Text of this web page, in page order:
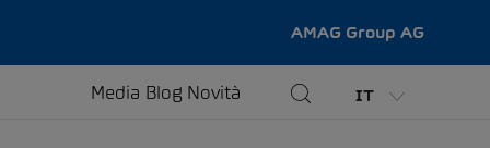
AMAG Group AG
Media Blog Novità IT